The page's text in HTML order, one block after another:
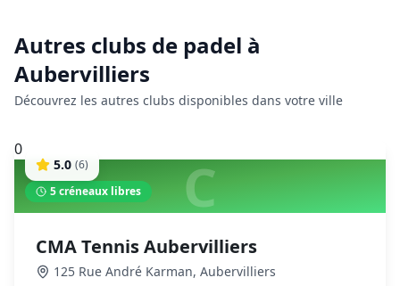
Autres clubs de padel à
Aubervilliers
Découvrez les autres clubs disponibles dans votre ville
0
C
5.0 (6)
5créneaux libres
CMA Tennis Aubervilliers
125 Rue André Karman, Aubervilliers